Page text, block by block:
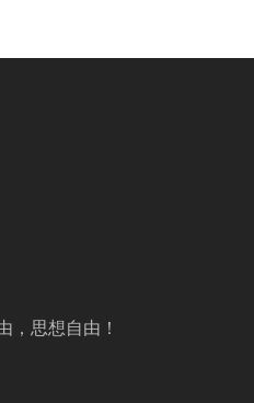
，思想自由！